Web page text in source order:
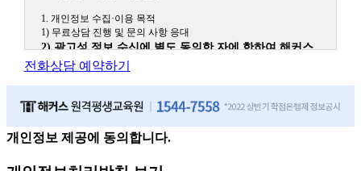
1. 개인정보 수집·이용 목적
1) 무료상담 진행 및 문의 사항 응대
2) 광고성 정보 수신에 별도 동의한 자에 한하여 해커스
원격평생교육원을 비롯한 해커스 교육그룹의 새로운 서
(해커스교육그룹: 해커스인강, 해커스프랩, 해커스톡, 해커스중국
원, 해커스경찰, 해커스소방, 해커스공인중개사, 해커스주택관리
전화상담 예약하기
개인정보 제공에 동의합니다.